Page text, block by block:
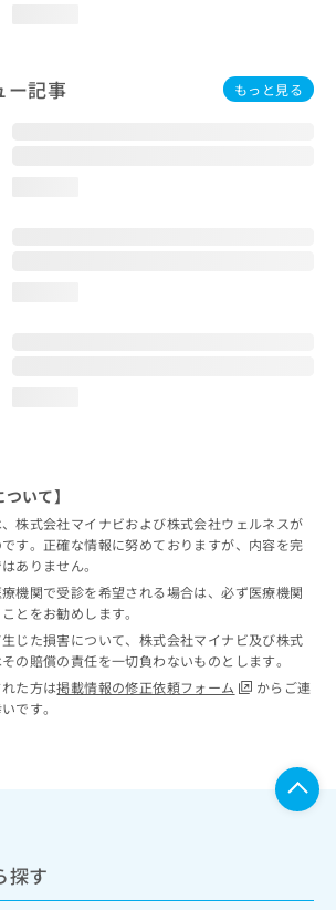
ー記事 もっと見る
いて】
株式会社マイナビおよび株式会社ウェルネスが
す。正確な情報に努めておりますが、内容を完
ありません。
機関で受診を希望される場合は、必ず医療機関
とをお勧めします。
じた損害について、株式会社マイナビ及び株式
の賠償の責任を一切負わないものとします。
た方は掲載情報の修正依頼フォーム
からご連
です。
探す